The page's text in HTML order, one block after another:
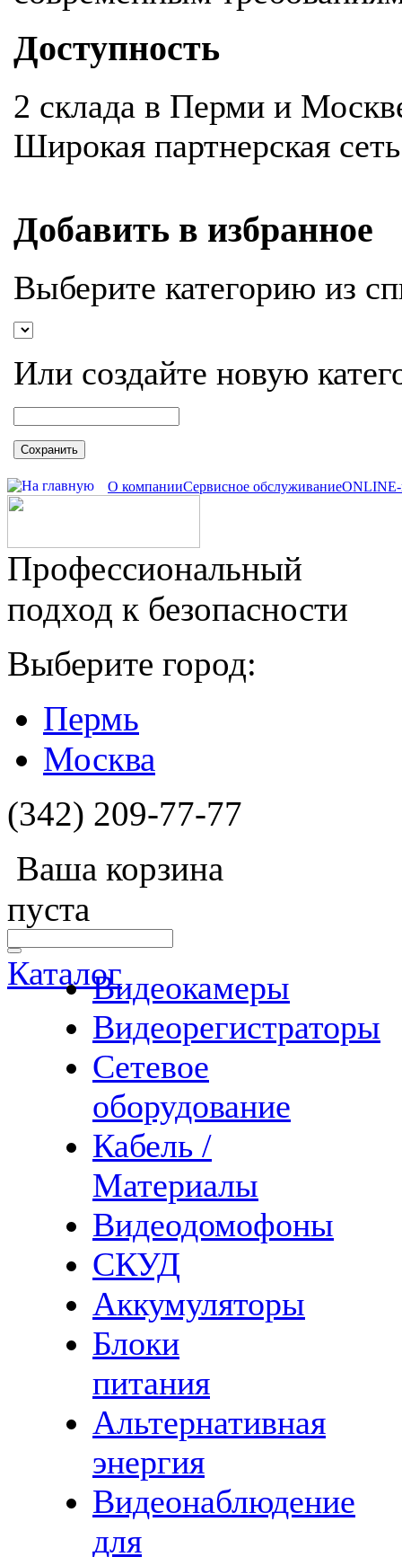
Доступность
2 склада в Перми и
Широкая партнерская
Добавить в избранное
Выберите категорию из
Или создайте новую
Сохранить
О компанииСервисное обслуживаниеONLINE-
Профессиональный
подход к безопасности
Выберите город:
Пермь
Москва
(342) 209-77-77
Ваша корзина
пуста
КаталогВидеокамеры
Видеорегистраторы
Сетевое
оборудование
Кабель /
Материалы
Видеодомофоны
СКУД
Аккумуляторы
Блоки
питания
Альтернативная
энергия
Видеонаблюдение
для